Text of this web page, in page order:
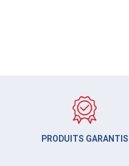
PRODUITS GARANTIS